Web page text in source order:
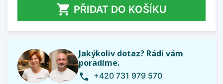
 PŘIDAT DO KOŠÍKU
Jakýkoliv dotaz? Rádi vám
poradíme.
phone +420 731 979 570